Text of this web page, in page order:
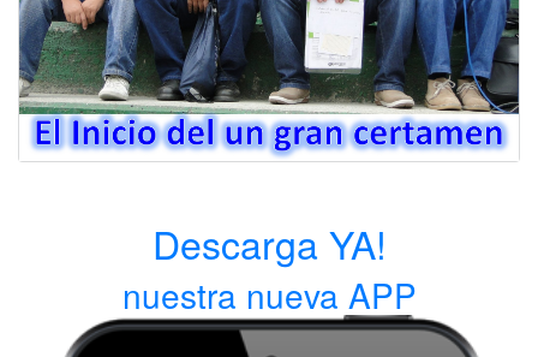
Descarga YA!
nuestra nueva APP